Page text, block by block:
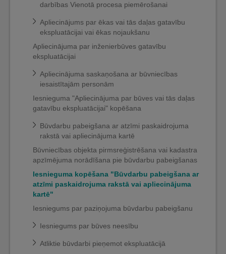
darbības Vienotā procesa piemērošanai
Apliecinājums par ēkas vai tās daļas gatavību
ekspluatācijai vai ēkas nojaukšanu
Apliecinājuma par inženierbūves gatavību
ekspluatācijai
Apliecinājuma saskaņošana ar būvniecības
iesaistītajām personām
Iesnieguma "Apliecinājuma par būves vai tās daļas
gatavību ekspluatācijai" kopēšana
Būvdarbu pabeigšana ar atzīmi paskaidrojuma
rakstā vai apliecinājuma kartē
Būvniecības objekta pirmsreģistrēšana vai kadastra
apzīmējuma norādīšana pie būvdarbu pabeigšanas
Iesnieguma kopēšana "Būvdarbu pabeigšana ar
atzīmi paskaidrojuma rakstā vai apliecinājuma
kartē"
Iesniegums par paziņojuma būvdarbu pabeigšanu
Iesniegums par būves neesību
Atliktie būvdarbi pieņemot ekspluatācijā